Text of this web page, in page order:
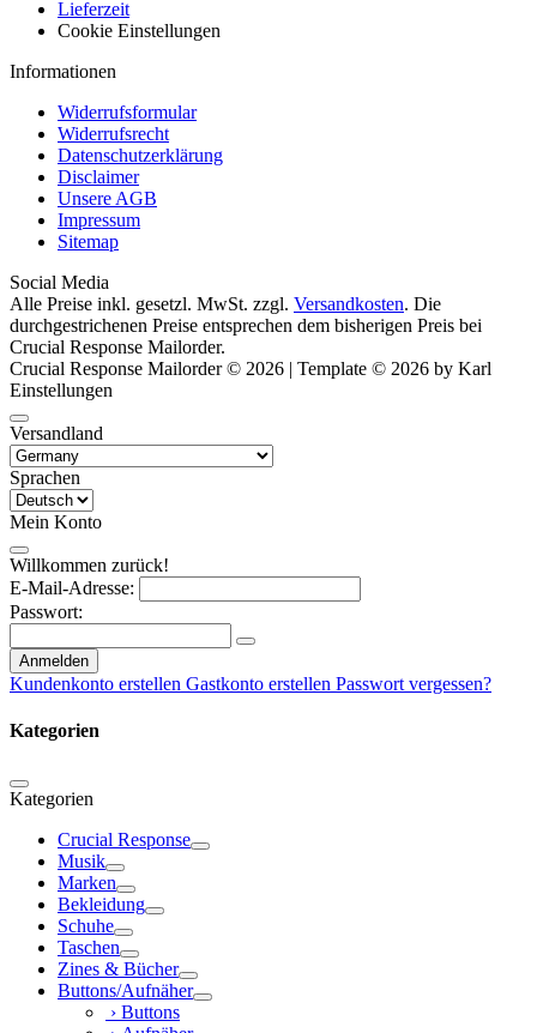
Lieferzeit
Cookie Einstellungen
Informationen
Widerrufsformular
Widerrufsrecht
Datenschutzerklärung
Disclaimer
Unsere AGB
Impressum
Sitemap
Social Media
Alle Preise inkl. gesetzl. MwSt. zzgl. Versandkosten. Die
durchgestrichenen Preise entsprechen dem bisherigen Preis bei
Crucial Response Mailorder.
Crucial Response Mailorder © 2026 | Template © 2026 by Karl
Einstellungen
Versandland
Sprachen
Mein Konto
Willkommen zurück!
E-Mail-Adresse:
Passwort:
Anmelden
Kundenkonto erstellen Gastkonto erstellen Passwort vergessen?
Kategorien
Kategorien
Crucial Response
Musik
Marken
Bekleidung
Schuhe
Taschen
Zines & Bücher
Buttons/Aufnäher
› Buttons